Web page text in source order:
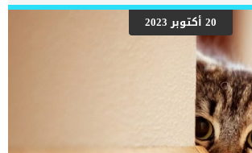
تفكر في القتل الرحيم. يمكننا اختصار هذه العلامات
من المراحل التى يتدرجها الكلب الى ان يصل الى
وفاة الكلاب بسبب قصور القلب الاحتقانى كما ذكرنا
عبارة عن مراحل متدرجة الى المرحلة الاخيرة وهى
تظهر ان الكلب معرض لخطر الإصابة بسرطان
لديه أعراض ولا تغييرات في القلب. _المرحلة
الثانية,يعاني الكلب […]
20 أكتوبر 2023